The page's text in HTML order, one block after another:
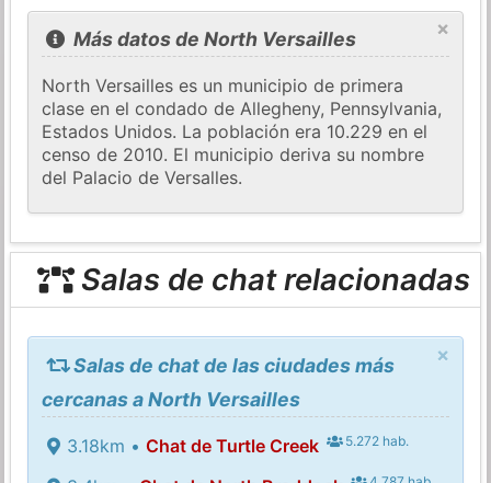
×
Más datos de North Versailles
North Versailles es un municipio de primera
clase en el condado de Allegheny, Pennsylvania,
Estados Unidos. La población era 10.229 en el
censo de 2010. El municipio deriva su nombre
del Palacio de Versalles.
Salas de chat relacionadas
×
Salas de chat de las ciudades más
cercanas a North Versailles
3.18km • Chat de Turtle Creek 5.272 hab.